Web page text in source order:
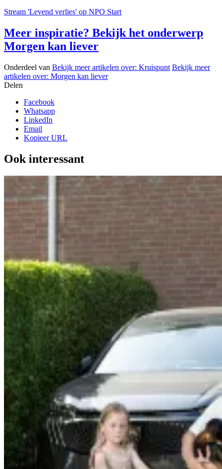
Stream 'Levend verlies' op NPO Start
Meer inspiratie? Bekijk het onderwerp
Morgen kan liever
Onderdeel van Bekijk meer artikelen over: Kruispunt Bekijk meer
artikelen over: Morgen kan liever
Delen
Facebook
Whatsapp
LinkedIn
Email
Kopieer URL
Ook interessant